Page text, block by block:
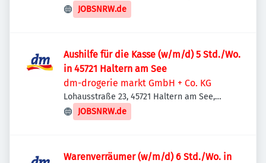
Deutschland
JOBSNRW.de
Aushilfe für die Kasse (w/m/d) 5 Std./Wo.
in 45721 Haltern am See
dm-drogerie markt GmbH + Co. KG
Lohausstraße 23, 45721 Haltern am See,
Deutschland
JOBSNRW.de
Warenverräumer (w/m/d) 6 Std./Wo. in